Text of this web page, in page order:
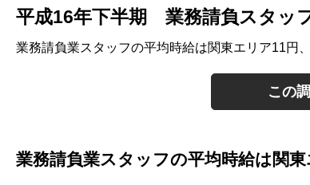
平成16年下半期 業務請負スタッ
業務請負業スタッフの平均時給は関東エリア11円
この
業務請負業スタッフの平均時給は関